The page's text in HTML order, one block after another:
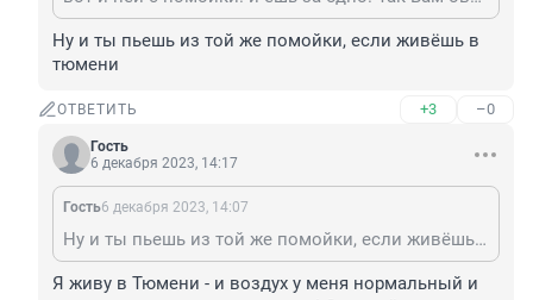
Ну и ты пьешь из той же помойки, если живёшь в
тюмени
ОТВЕТИТЬ +3 –0
Гость
6 декабря 2023, 14:17
Гость6 декабря 2023, 14:07
Ну и ты пьешь из той же помойки, если живёшь в тюмени
Я живу в Тюмени - и воздух у меня нормальный и